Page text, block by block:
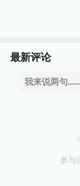
最新评论
我来说两句......
参与